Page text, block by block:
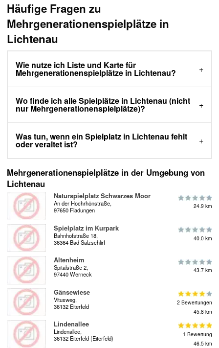
Häufige Fragen zu
Mehrgenerationenspielplätze in
Lichtenau
Wie nutze ich Liste und Karte für
Mehrgenerationenspielplätze in Lichtenau?
Wo finde ich alle Spielplätze in Lichtenau (nicht
nur Mehrgenerationenspielplätze)?
Was tun, wenn ein Spielplatz in Lichtenau fehlt
oder veraltet ist?
Mehrgenerationenspielplätze in der Umgebung von
Lichtenau
Naturspielplatz Schwarzes Moor
An der Hochrhönstraße,
97650 Fladungen
24.9 km
Spielplatz im Kurpark
Bahnhofstraße 18,
36364 Bad Salzschlirf
40.0 km
Altenheim
Spitalstraße 2,
97440 Werneck
43.7 km
Gänsewiese
Vitusweg,
36132 Eiterfeld
2 Bewertungen
45.8 km
Lindenallee
Lindenallee,
36132 Eiterfeld (Eiterfeld)
1 Bewertung
46.5 km